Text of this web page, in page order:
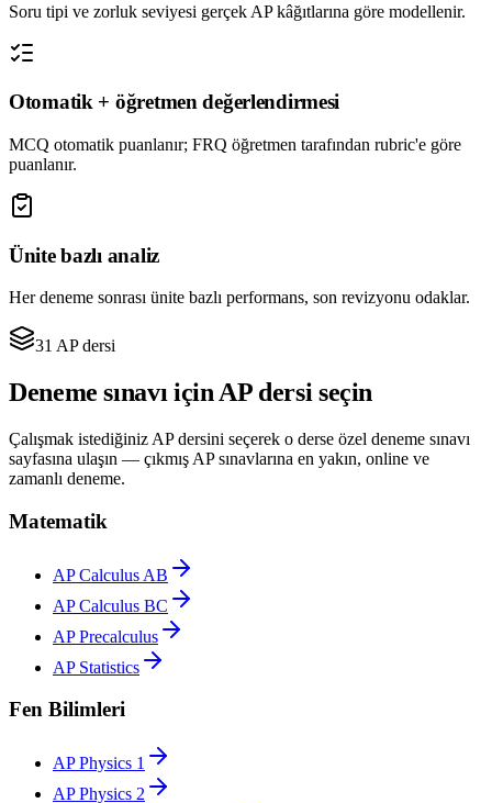
Soru tipi ve zorluk seviyesi gerçek AP kâğıtlarına göre modellenir.
Otomatik + öğretmen değerlendirmesi
MCQ otomatik puanlanır; FRQ öğretmen tarafından rubric'e göre
puanlanır.
Ünite bazlı analiz
Her deneme sonrası ünite bazlı performans, son revizyonu odaklar.
31 AP dersi
Deneme sınavı için AP dersi seçin
Çalışmak istediğiniz AP dersini seçerek o derse özel deneme sınavı
sayfasına ulaşın — çıkmış AP sınavlarına en yakın, online ve
zamanlı deneme.
Matematik
AP Calculus AB
AP Calculus BC
AP Precalculus
AP Statistics
Fen Bilimleri
AP Physics 1
AP Physics 2